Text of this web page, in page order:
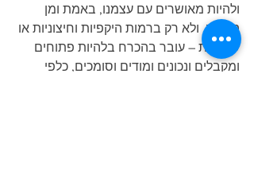
ולהיות מאושרים עם עצמנו, באמת ומן
העומק, ולא רק ברמות היקפיות וחיצוניות או
שטחיות – עובר בהכרח בלהיות פתוחים
ומקבלים ונכונים ומודים וסומכים, כלפי